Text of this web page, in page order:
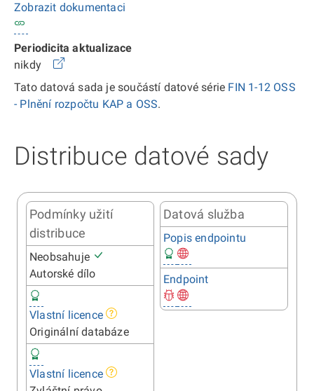
Zobrazit dokumentaci
Periodicita aktualizace
nikdy
Tato datová sada je součástí datové série FIN 1-12 OSS
- Plnění rozpočtu KAP a OSS.
Distribuce datové sady
Podmínky užití
distribuce
Neobsahuje
Autorské dílo
Vlastní licence
Originální databáze
Vlastní licence
Datová služba
Popis endpointu
Endpoint